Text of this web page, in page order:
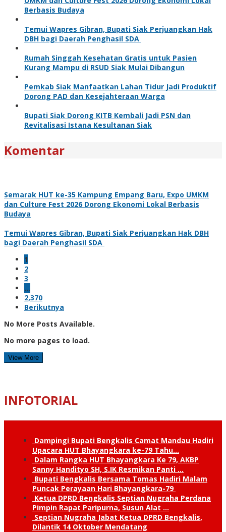
Berbasis Budaya
Temui Wapres Gibran, Bupati Siak Perjuangkan Hak
DBH bagi Daerah Penghasil SDA
Rumah Singgah Kesehatan Gratis untuk Pasien
Kurang Mampu di RSUD Siak Mulai Dibangun
Pemkab Siak Manfaatkan Lahan Tidur Jadi Produktif
Dorong PAD dan Kesejahteraan Warga
Bupati Siak Dorong KITB Kembali Jadi PSN dan
Revitalisasi Istana Kesultanan Siak
Komentar
Semarak HUT ke-35 Kampung Empang Baru, Expo UMKM
dan Culture Fest 2026 Dorong Ekonomi Lokal Berbasis
Budaya
Temui Wapres Gibran, Bupati Siak Perjuangkan Hak DBH
bagi Daerah Penghasil SDA
1
2
3
…
2,370
Berikutnya
No More Posts Available.
No more pages to load.
View More
INFOTORIAL
Dampingi Bupati Bengkalis Camat Mandau Hadiri
Upacara HUT Bhayangkara ke-79 Tahu…
Dalam Rangka HUT Bhayangkara Ke 79, AKBP
Sanny Handityo SH, S.IK Resmikan Panti …
Bupati Bengkalis Bersama Tomas Hadiri Malam
Puncak Perayaan Hari Bhayangkara-79
Ketua DPRD Bengkalis Septian Nugraha Perdana
Pimpin Rapat Paripurna, Susun Alat …
Septian Nugraha Jabat Ketua DPRD Bengkalis,
Dilantik 14 Oktober Mendatang